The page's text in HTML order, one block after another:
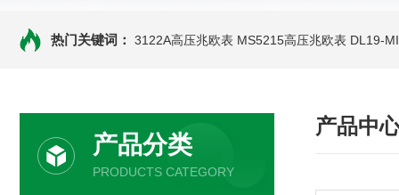
热门关键词： 3122A高压兆欧表 MS5215高压兆欧表 DL19-
产品分类
PRODUCTS CATEGORY
产品中